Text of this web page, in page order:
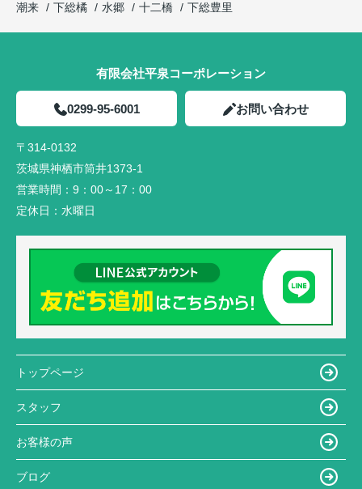
潮来
下総橘 水郷 十二橋 下総豊里
有限会社平泉コーポレーション
0299-95-6001 お問い合わせ
〒314-0132
茨城県神栖市筒井1373-1
営業時間： 9：00～17：00
定休日： 水曜日
トップページ
スタッフ
お客様の声
ブログ